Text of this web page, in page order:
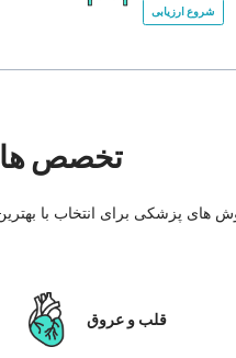
شروع ارزیابی
تخصص ها
قلب و عروق